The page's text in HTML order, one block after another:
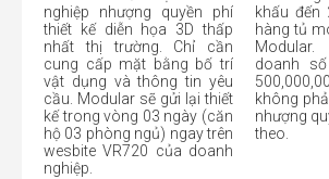
nghiệp nhượng quyền phí
thiết kế diễn họa 3D thấp
nhất thị trường. Chỉ cần
cung cấp mặt bằng bố trí
vật dụng và thông tin yêu
cầu. Modular sẽ gửi lại thiết
kế trong vòng 03 ngày (căn
hộ 03 phòng ngủ) ngay trên
wesbite VR720 của doanh
nghiệp.
khấu đến
hàng tủ
doanh
không
nhượng
theo.